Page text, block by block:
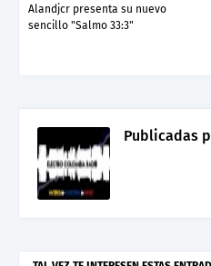
Alandjcr presenta su nuevo
sencillo "Salmo 33:3"
Publicadas